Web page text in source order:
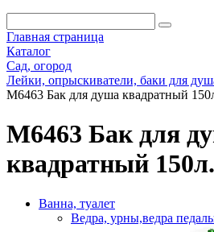
Главная страница
Каталог
Сад, огород
Лейки, опрыскиватели, баки для
М6463 Бак для душа квадратный
М6463 Бак для
квадратный
Ванна, туалет
Ведра, урны,ведра